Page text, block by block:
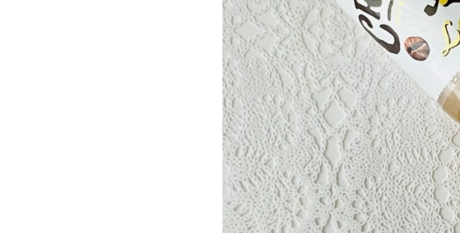
つ
買
う
と
1
つ